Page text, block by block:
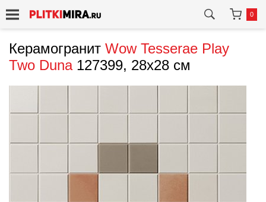
0
Керамогранит Wow Tesserae Play
Two Duna127399, 28x28 см